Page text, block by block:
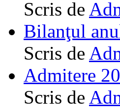
Scris de
Bilanţul
Scris de
Admitere
Scris de